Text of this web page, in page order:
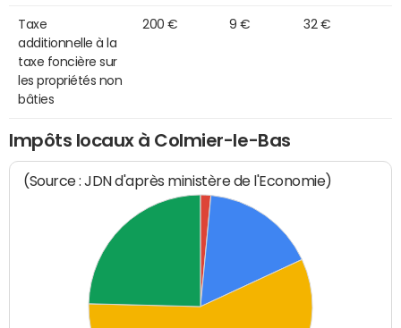
Taxe
additionnelle à la
taxe foncière sur
les propriétés non
bâties
200 € 9 € 32 €
Impôts locaux à Colmier-le-Bas
(Source : JDN d'après ministère de l'Economie)